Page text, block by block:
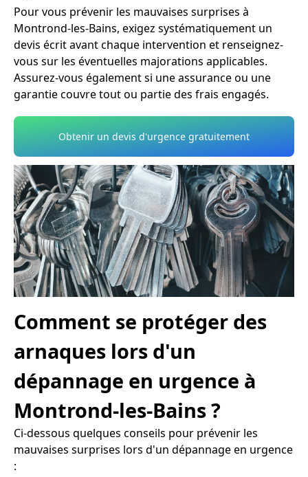
Pour vous prévenir les mauvaises surprises à
Montrond-les-Bains, exigez systématiquement un
devis écrit avant chaque intervention et renseignez-
vous sur les éventuelles majorations applicables.
Assurez-vous également si une assurance ou une
garantie couvre tout ou partie des frais engagés.
Obtenir un devis d'urgence gratuitement
Comment se protéger des
arnaques lors d'un
dépannage en urgence à
Montrond-les-Bains ?
Ci-dessous quelques conseils pour prévenir les
mauvaises surprises lors d'un dépannage en urgence
: